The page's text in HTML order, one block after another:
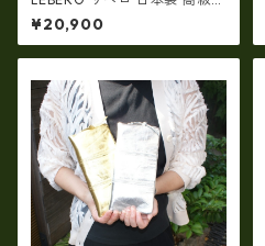
アザラシ革(シールスキン)× 姫
路レザー 二つ折り財布(ly140
1)
¥20,900